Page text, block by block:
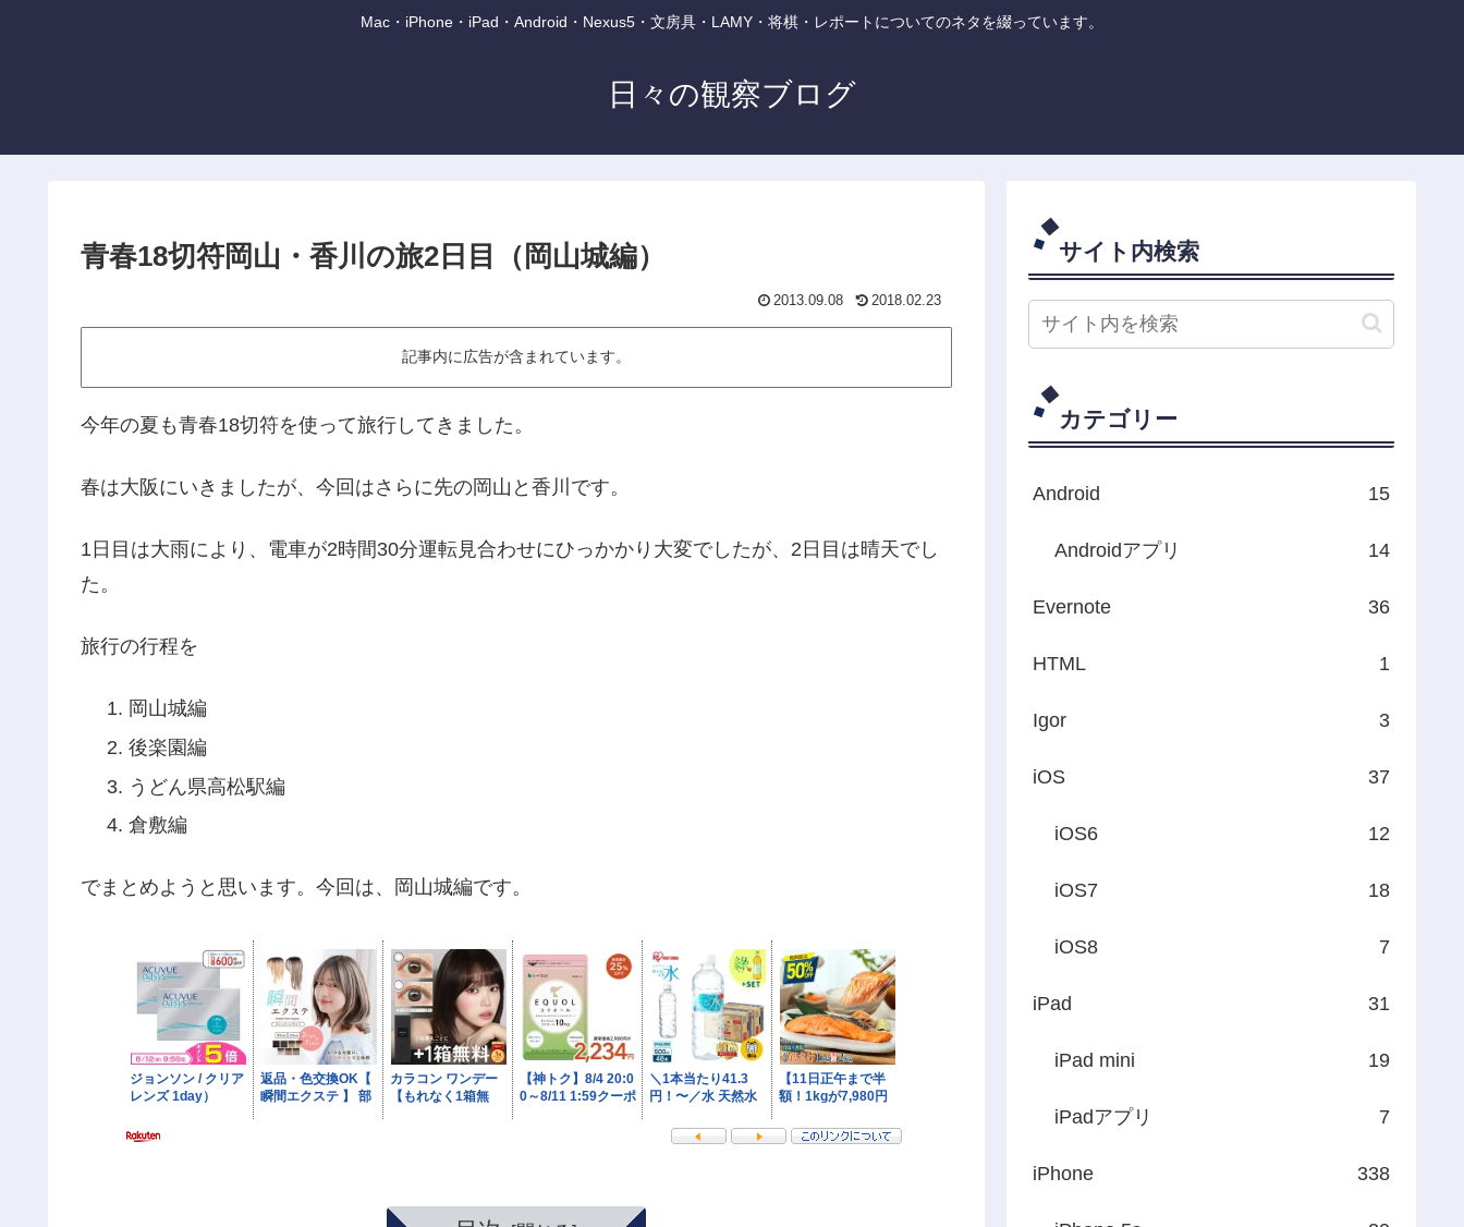
Mac・iPhone・iPad・Android・Nexus5・文房具・LAMY・将棋・レポートについてのネタを綴っています。
日々の観察ブログ
青春18切符岡山・香川の旅2日目（岡山城編）
2013.09.08 2018.02.23
記事内に広告が含まれています。
今年の夏も青春18切符を使って旅行してきました。
春は大阪にいきましたが、今回はさらに先の岡山と香川です。
1日目は大雨により、電車が2時間30分運転見合わせにひっかかり大変でしたが、2日目は晴天でし
た。
旅行の行程を
岡山城編
後楽園編
うどん県高松駅編
倉敷編
でまとめようと思います。今回は、岡山城編です。
サイト内検索
カテゴリー
Android 15
Androidアプリ 14
Evernote 36
HTML 1
Igor 3
iOS 37
iOS6 12
iOS7 18
iOS8 7
iPad 31
iPad mini 19
iPadアプリ 7
iPhone 338